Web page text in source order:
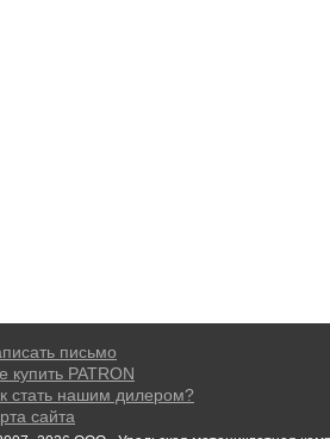
письмо
купить PATRON
стать нашим дилером?
сайта